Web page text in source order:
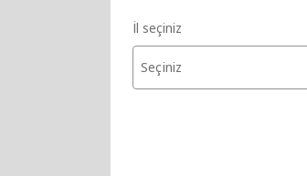
İl seçiniz
Seçiniz